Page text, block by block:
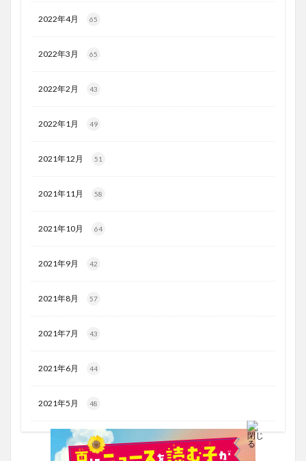
2022年4月 65
2022年3月 65
2022年2月 43
2022年1月 49
2021年12月 51
2021年11月 58
2021年10月 64
2021年9月 42
2021年8月 57
2021年7月 43
2021年6月 44
2021年5月 48